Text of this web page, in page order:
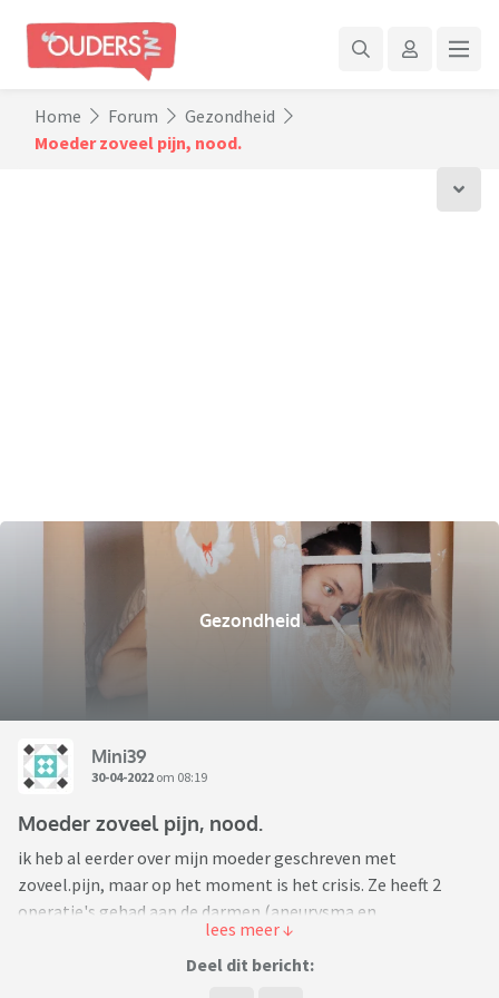
Home Forum
Gezondheid
Moeder zoveel pijn, nood.
Gezondheid
Mini39
30-04-2022 om 08:19
Moeder zoveel pijn, nood.
ik heb al eerder over mijn moeder geschreven met
zoveel.pijn, maar op het moment is het crisis. Ze heeft 2
operatie's gehad aan de darmen (aneurysma en
verklevingen/kronkel). Waarschijnlijk lijkt het nu zo te zijn
dat alles teveel is geweest, ze pijn daarna heeft gekregen en
Deel dit bericht: